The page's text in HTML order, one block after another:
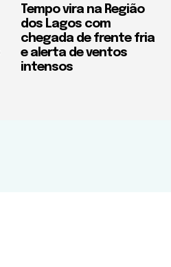
Tempo vira na Região
dos Lagos com
chegada de frente fria
e alerta de ventos
intensos